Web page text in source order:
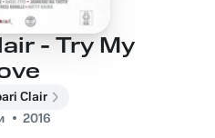
- Try My
Clair
2016